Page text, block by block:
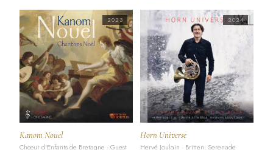
2023
Kanom Nouel
Chœur d'Enfants de Bretagne · Guest
2024
Horn Universe
Hervé Joulain · Britten: Serenade